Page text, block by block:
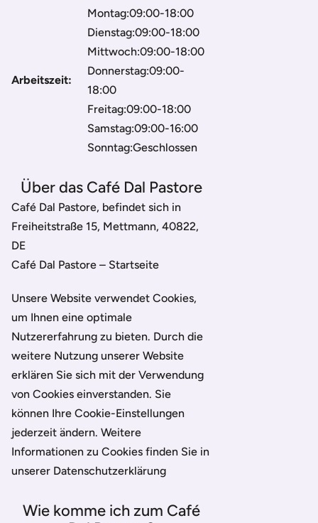
Arbeitszeit:
Montag:09:00-18:00
Dienstag:09:00-18:00
Mittwoch:09:00-18:00
Donnerstag:09:00-
18:00
Freitag:09:00-18:00
Samstag:09:00-16:00
Sonntag:Geschlossen
Über das Café Dal Pastore
Café Dal Pastore, befindet sich in
Freiheitstraße 15, Mettmann, 40822,
DE
Café Dal Pastore – Startseite
Unsere Website verwendet Cookies,
um Ihnen eine optimale
Nutzererfahrung zu bieten. Durch die
weitere Nutzung unserer Website
erklären Sie sich mit der Verwendung
von Cookies einverstanden. Sie
können Ihre Cookie-Einstellungen
jederzeit ändern. Weitere
Informationen zu Cookies finden Sie in
unserer Datenschutzerklärung
Wie komme ich zum Café